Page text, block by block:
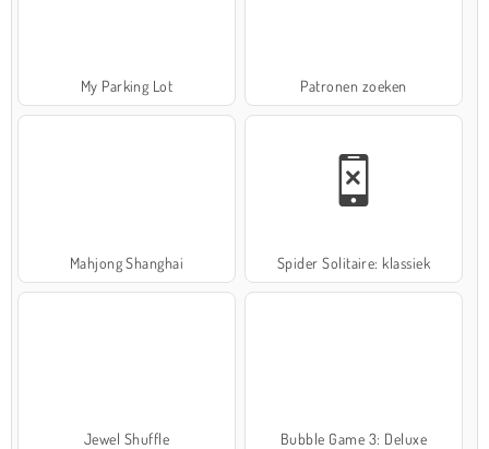
My Parking Lot Patronen zoeken
Mahjong Shanghai Spider Solitaire: klassiek
Jewel Shuffle Bubble Game 3: Deluxe